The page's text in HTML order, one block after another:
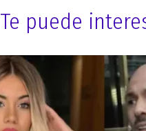
Te puede